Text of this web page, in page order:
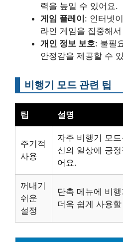
력을 높일 수 있어요.
게임 플레이: 인터넷
라인 게임을 집중해
개인 정보 보호: 불필
안정감을 제공할 수
비행기 모드 관련 팁
팁 설명
주기적
사용
자주 비행기 모
신의 일상에 긍
어요.
꺼내기
쉬운
설정
단축 메뉴에 비
더욱 쉽게 사용